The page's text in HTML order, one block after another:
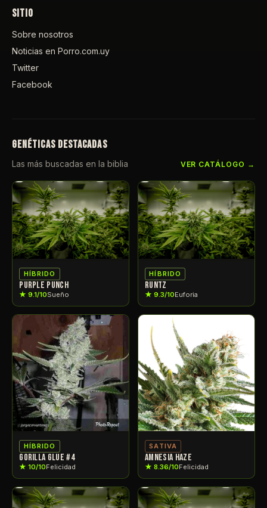
SITIO
Sobre nosotros
Noticias en Porro.com.uy
Twitter
Facebook
GENÉTICAS DESTACADAS
Las más buscadas en la biblia VER CATÁLOGO →
HÍBRIDO
PURPLE PUNCH
★ 9.1/10Sueño
HÍBRIDO
RUNTZ
★ 9.3/10Euforia
HÍBRIDO
GORILLA GLUE #4
★ 10/10Felicidad
SATIVA
AMNESIA HAZE
★ 8.36/10Felicidad